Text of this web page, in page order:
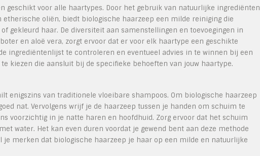
geschikt voor alle haartypes. Door het gebruik van natuurlijke ingrediënten
oliën, biedt biologische haarzeep een milde reiniging die
gekleurd haar. De diversiteit aan samenstellingen en toevoegingen in
en aloë vera, zorgt ervoor dat er voor elk haartype een geschikte
ingrediëntenlijst te controleren en eventueel advies in te winnen bij een
kiezen die aansluit bij de specifieke behoeften van jouw haartype.
enigszins van traditionele vloeibare shampoos. Om biologische haarzeep
nat. Vervolgens wrijf je de haarzeep tussen je handen om schuim te
voorzichtig in je natte haren en hoofdhuid. Zorg ervoor dat het schuim
water. Het kan even duren voordat je gewend bent aan deze methode
je merken dat biologische haarzeep je haar op een milde en natuurlijke